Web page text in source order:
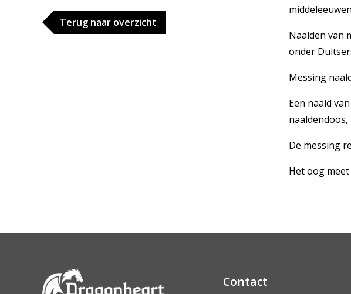
Terug naar overzicht
Naalden van
onder
Messing
Een naald
De messing
Het oog
Contact